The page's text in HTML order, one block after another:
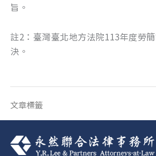
旨。
註2：臺灣臺北地方法院113年度勞
決。
文章標籤